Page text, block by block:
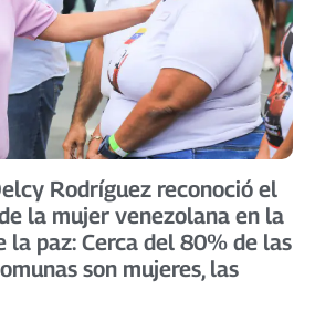
Rodríguez reconoció el
la mujer venezolana en la
la paz: Cerca del 80% de las
son mujeres, las